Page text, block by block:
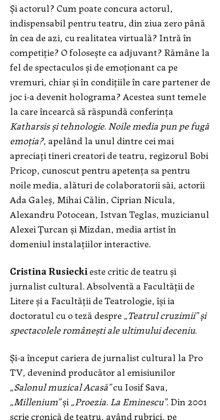
Și actorul? Cum poate concura actorul,
indispensabil pentru teatru, din ziua zero până
în cea de azi, cu realitatea virtuală? Intră în
competiție? O folosește ca adjuvant? Rămâne la
fel de spectaculos și de emoționant ca pe
vremuri, chiar și în condițiile în care partener de
joc i-a devenit holograma? Acestea sunt temele
la care încearcă să răspundă conferința
Katharsis și tehnologie. Noile media pun pe fugă
emoția?, apelând la unul dintre cei mai
apreciați tineri creatori de teatru, regizorul Bobi
Pricop, cunoscut pentru apetența sa pentru
noile media, alături de colaboratorii săi, actorii
Ada Galeș, Mihai Călin, Ciprian Nicula,
Alexandru Potocean, Istvan Teglas, muzicianul
Alexei Țurcan și Mizdan, media artist în
domeniul instalațiilor interactive.
Cristina Rusieckieste critic de teatru și
jurnalist cultural. Absolventă a Facultății de
Litere și a Facultății de Teatrologie, își ia
doctoratul cu o teză despre „Teatrul cruzimii” și
spectacolele românești ale ultimului deceniu.
Și-a început cariera de jurnalist cultural la Pro
TV, devenind producător al emisiunilor
„Salonul muzical Acasă”cu Iosif Sava,
„Millenium”și„Proezia. La Eminescu”. Din 2001
scrie cronică de teatru, având rubrici, pe